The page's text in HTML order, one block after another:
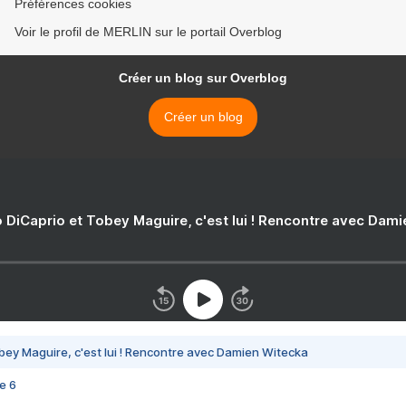
Préférences cookies
Voir le profil de MERLIN sur le portail Overblog
Créer un blog sur Overblog
Créer un blog
DiCaprio et Tobey Maguire, c'est lui ! Rencontre avec
Maguire, c'est lui ! Rencontre avec Damien Witecka
6